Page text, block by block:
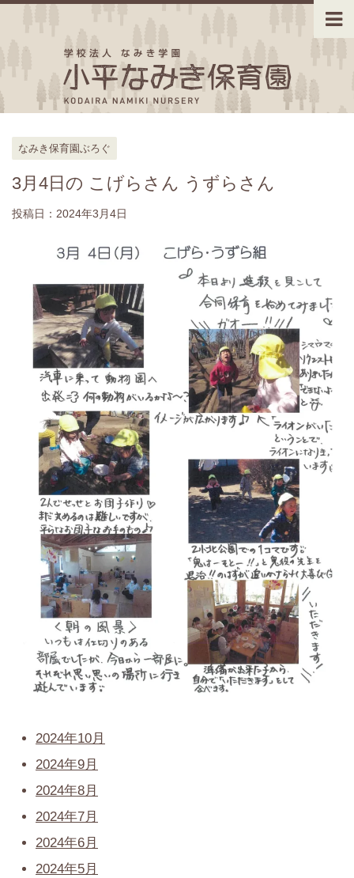
なみき保育園ぶろぐ
3月4日の こげらさん うずらさん
投稿日： 2024年3月4日
2024年10月
2024年9月
2024年8月
2024年7月
2024年6月
2024年5月